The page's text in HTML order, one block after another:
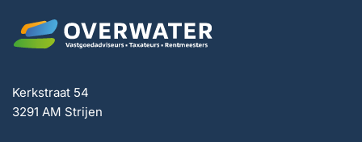
Kerkstraat 54
3291 AM Strijen